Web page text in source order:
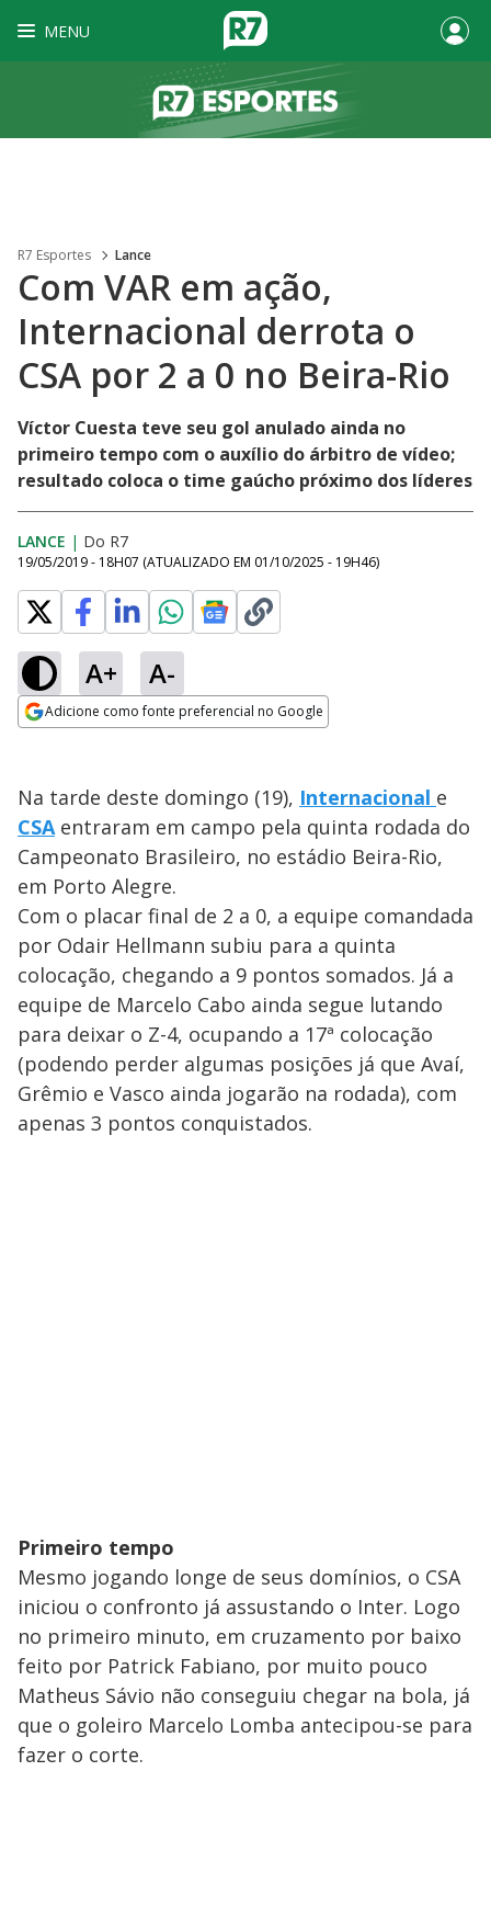
MENU
R7 Esportes Lance
Com VAR em ação,
Internacional derrota o
CSA por 2 a 0 no Beira-Rio
Víctor Cuesta teve seu gol anulado ainda no
primeiro tempo com o auxílio do árbitro de vídeo;
resultado coloca o time gaúcho próximo dos líderes
LANCE | Do R7
19/05/2019 - 18H07 (ATUALIZADO EM 01/10/2025 - 19H46)
A+ A-
Adicione como fonte preferencial no Google
Na tarde deste domingo (19), Internacional e
CSAentraram em campo pela quinta rodada do
Campeonato Brasileiro, no estádio Beira-Rio,
em Porto Alegre.
Com o placar final de 2 a 0, a equipe comandada
por Odair Hellmann subiu para a quinta
colocação, chegando a 9 pontos somados. Já a
equipe de Marcelo Cabo ainda segue lutando
para deixar o Z-4, ocupando a 17ª colocação
(podendo perder algumas posições já que Avaí,
Grêmio e Vasco ainda jogarão na rodada), com
apenas 3 pontos conquistados.
Primeiro tempo
Mesmo jogando longe de seus domínios, o CSA
iniciou o confronto já assustando o Inter. Logo
no primeiro minuto, em cruzamento por baixo
feito por Patrick Fabiano, por muito pouco
Matheus Sávio não conseguiu chegar na bola, já
que o goleiro Marcelo Lomba antecipou-se para
fazer o corte.